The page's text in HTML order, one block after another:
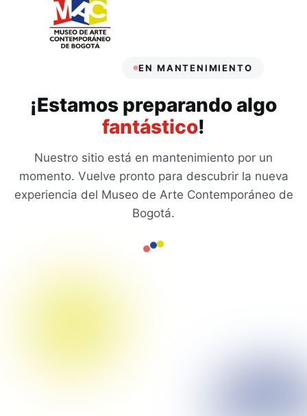
EN MANTENIMIENTO
¡Estamos preparando algo
fantástico!
Nuestro sitio está en mantenimiento por un
momento. Vuelve pronto para descubrir la nueva
experiencia del Museo de Arte Contemporáneo de
Bogotá.